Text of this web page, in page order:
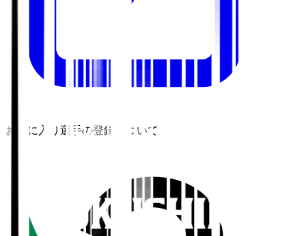
お気に入り選手の登録について